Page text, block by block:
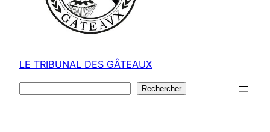
LE TRIBUNAL DES GÂTEAUX
Rechercher